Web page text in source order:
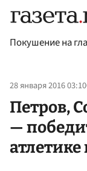
Покушение на
28 января 2016 03:10
Петров,
—